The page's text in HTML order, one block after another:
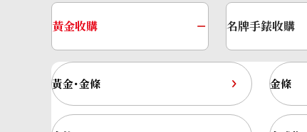
黃金收購
黃金･金條 金條
名牌手錶收購